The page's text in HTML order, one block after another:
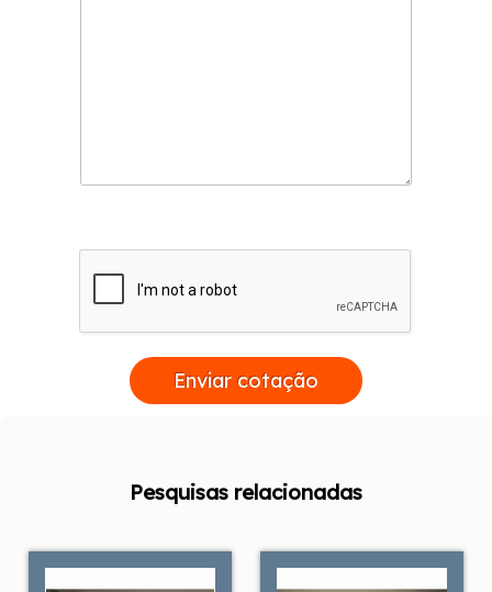
Enviar cotação
Pesquisas relacionadas